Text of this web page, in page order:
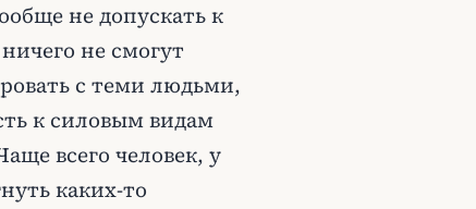
не допускать к
не смогут
с теми людьми,
к силовым видам
всего человек, у
каких-то